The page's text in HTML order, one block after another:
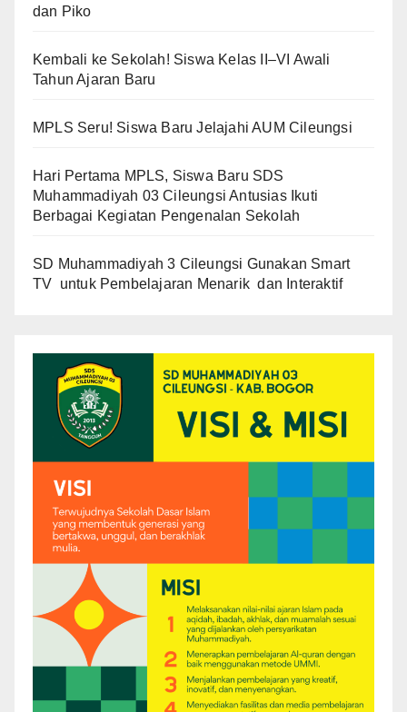
dan Piko
Kembali ke Sekolah! Siswa Kelas II–VI Awali
Tahun Ajaran Baru
MPLS Seru! Siswa Baru Jelajahi AUM Cileungsi
Hari Pertama MPLS, Siswa Baru SDS
Muhammadiyah 03 Cileungsi Antusias Ikuti
Berbagai Kegiatan Pengenalan Sekolah
SD Muhammadiyah 3 Cileungsi Gunakan Smart
TV untuk Pembelajaran Menarik dan Interaktif